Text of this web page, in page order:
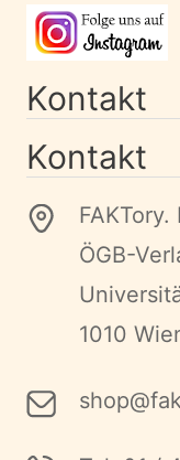
Kontakt
Kontakt
ÖGB-
1010